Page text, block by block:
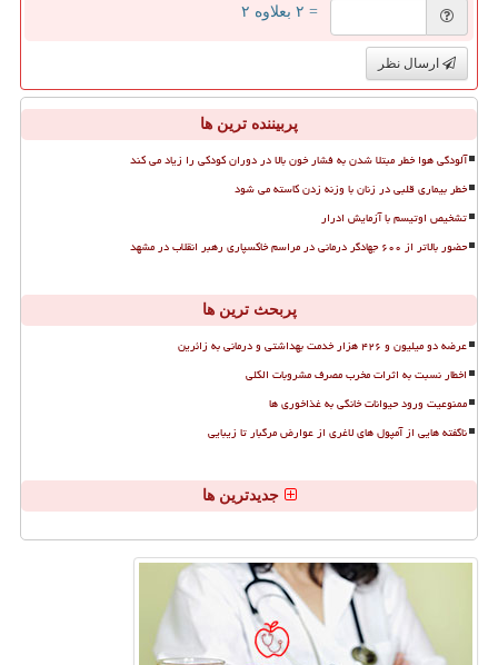
= ۲ بعلاوه ۲
ارسال نظر
پربیننده ترین ها
آلودگی هوا خطر مبتلا شدن به فشار خون بالا در دوران کودکی را زیاد می کند
خطر بیماری قلبی در زنان با وزنه زدن کاسته می شود
تشخیص اوتیسم با آزمایش ادرار
حضور بالاتر از ۶۰۰ جهادگر درمانی در مراسم خاکسپاری رهبر انقلاب در مشهد
پربحث ترین ها
عرضه دو میلیون و ۴۲۶ هزار خدمت بهداشتی و درمانی به زائرین
اخطار نسبت به اثرات مخرب مصرف مشروبات الکلی
ممنوعیت ورود حیوانات خانگی به غذاخوری ها
ناگفته هایی از آمپول های لاغری از عوارض مرگبار تا زیبایی
جدیدترین ها